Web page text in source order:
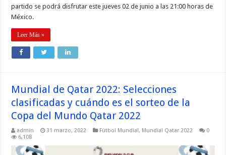
partido se podrá disfrutar este jueves 02 de junio a las 21:00 horas de
México.
Leer Más »
Mundial de Qatar 2022: Selecciones
clasificadas y cuándo es el sorteo de la
Copa del Mundo Qatar 2022
admin 31 marzo, 2022 Fútbol Mundial, Mundial Qatar 2022
0
6,108